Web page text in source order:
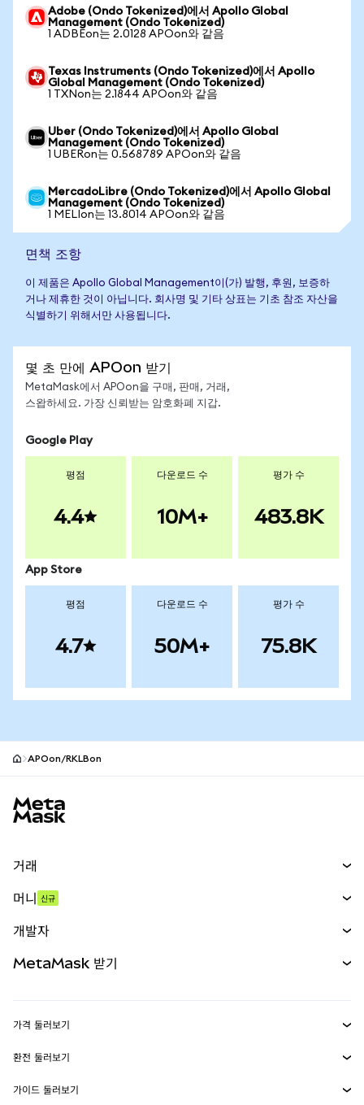
Adobe (Ondo Tokenized)에서 Apollo Global
Management (Ondo Tokenized)
1 ADBEon는 2.0128 APOon와 같음
Texas Instruments (Ondo Tokenized)에서 Apollo
Global Management (Ondo Tokenized)
1 TXNon는 2.1844 APOon와 같음
Uber (Ondo Tokenized)에서 Apollo Global
Management (Ondo Tokenized)
1 UBERon는 0.568789 APOon와 같음
MercadoLibre (Ondo Tokenized)에서 Apollo Global
Management (Ondo Tokenized)
1 MELIon는 13.8014 APOon와 같음
면책 조항
이 제품은 Apollo Global Management이(가) 발행, 후원, 보증하
거나 제휴한 것이 아닙니다. 회사명 및 기타 상표는 기초 참조 자산을
식별하기 위해서만 사용됩니다.
몇 초 만에 APOon 받기
MetaMask에서 APOon을 구매, 판매, 거래,
스왑하세요. 가장 신뢰받는 암호화폐 지갑.
Google Play
평점
4.4
다운로드 수
10M+
평가 수
483.8K
App Store
평점
4.7
다운로드 수
50M+
평가 수
75.8K
APOon/RKLBon
거래
무기한 선물
실물자산
머니 신규
개발자
MetaMask Connect
Snaps
MetaMask 받기
보안
가격 둘러보기
이더리움 가격
솔라나 가격
환전 둘러보기
ETH를 USD로 환전
가이드 둘러보기